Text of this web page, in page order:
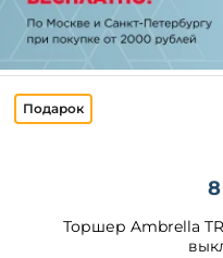
Торшер Ambrella